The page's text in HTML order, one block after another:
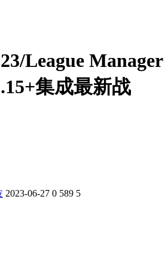
League Manager
集成最新战
2023-06-27 0 589 5